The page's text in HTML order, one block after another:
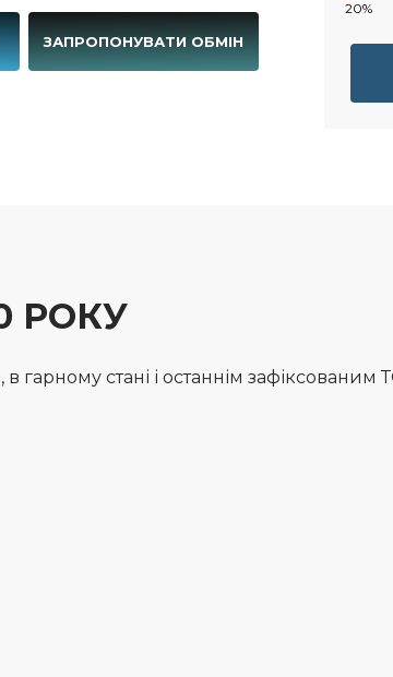
ЗАПРОПОНУВАТИ ОБМІН
20%
РОКУ
гарному стані і останнім зафіксованим